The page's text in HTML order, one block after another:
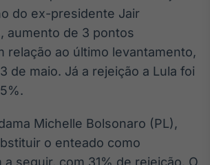
Broadcast
OTC
Plataforma para
ativos
Broadcast
do ex-presidente Jair
aumento de 3 pontos
relação ao último levantamento,
de maio. Já a rejeição a Lula foi
Michelle Bolsonaro (PL),
o enteado como
a seguir, com 31% de rejeição. O